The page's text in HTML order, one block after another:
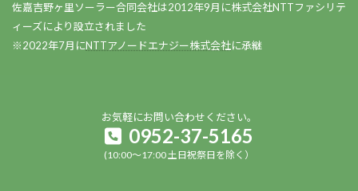
佐嘉吉野ヶ里ソーラー合同会社は2012年9月に株式会社NTTファシリテ
ィーズにより設立されました
※2022年7月にNTTアノードエナジー株式会社に承継
お気軽にお問い合わせください。
0952-37-5165
(10:00～17:00 土日祝祭日を除く）